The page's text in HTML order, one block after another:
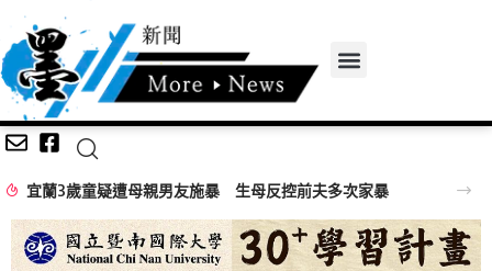
宜蘭3歲童疑遭母親男友施暴 生母反控前夫多次家暴